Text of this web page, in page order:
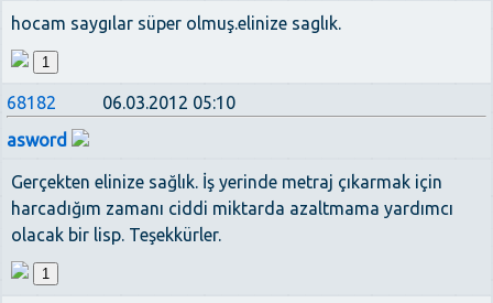
hocam saygılar süper olmuş.elinize saglık.
1
68182
06.03.2012 05:10
asword
Gerçekten elinize sağlık. İş yerinde metraj çıkarmak için
harcadığım zamanı ciddi miktarda azaltmama yardımcı
olacak bir lisp. Teşekkürler.
1